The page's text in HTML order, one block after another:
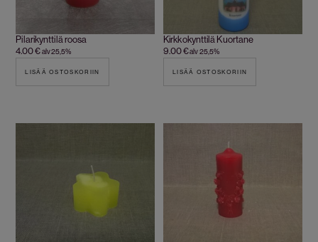
Pilarikynttilä roosa
4.00€alv 25,5%
LISÄÄ OSTOSKORIIN
Kirkkokynttilä Kuortane
9.00€alv 25,5%
LISÄÄ OSTOSKORIIN